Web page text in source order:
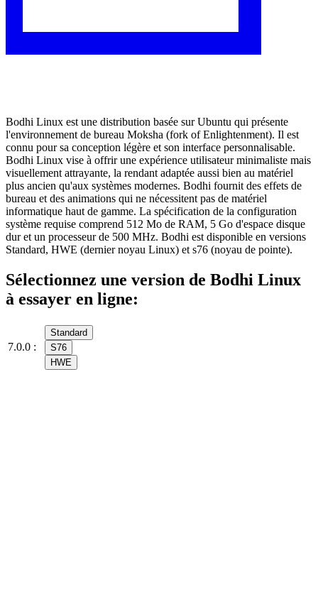
Bodhi Linux est une distribution basée sur Ubuntu qui présente
l'environnement de bureau Moksha (fork of Enlightenment). Il est
connu pour sa conception légère et son interface personnalisable.
Bodhi Linux vise à offrir une expérience utilisateur minimaliste mais
visuellement attrayante, la rendant adaptée aussi bien au matériel
plus ancien qu'aux systèmes modernes. Bodhi fournit des effets de
bureau et des animations qui ne nécessitent pas de matériel
informatique haut de gamme. La spécification de la configuration
système requise comprend 512 Mo de RAM, 5 Go d'espace disque
dur et un processeur de 500 MHz. Bodhi est disponible en versions
Standard, HWE (dernier noyau Linux) et s76 (noyau de pointe).
Sélectionnez une version de Bodhi Linux
à essayer en ligne:
7.0.0 :
Standard
S76
HWE